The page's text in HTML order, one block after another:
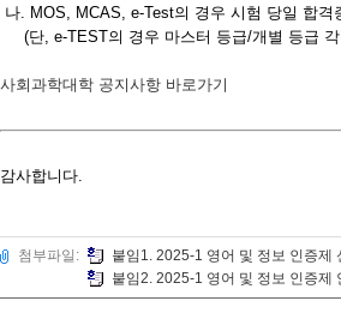
나. MOS, MCAS, e-Test의 경우 시험 당일 합격
(단, e-TEST의 경우 마스터 등급/개별 등급
사회과학대학 공지사항 바로가기
감사합니다.
첨부파일:
붙임1. 2025-1 영어 및 정보 인증제
붙임2. 2025-1 영어 및 정보 인증제